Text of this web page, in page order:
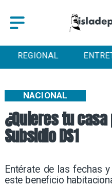
ENTRETENCIÓN
¿Quieres tu
Subsidio DS1
Entérate de las fechas
este beneficio
NACIONAL